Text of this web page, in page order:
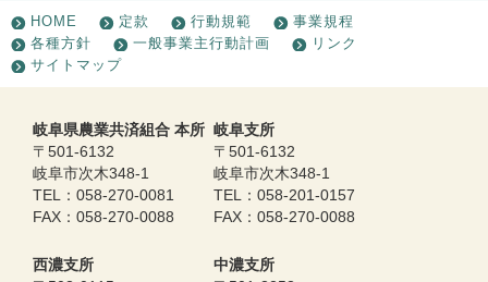
HOME 定款 行動規範
事業規程
各種方針
一般事業主行動計画
リンク
サイトマップ
岐阜県農業共済組合 本所
〒501-6132
岐阜市次木348-1
TEL：058-270-0081
FAX：058-270-0088
岐阜支所
〒501-6132
岐阜市次木348-1
TEL：058-201-0157
FAX：058-270-0088
西濃支所
中濃支所